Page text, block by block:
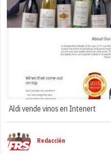
Aldi vende vinos en Intenert
Redacción